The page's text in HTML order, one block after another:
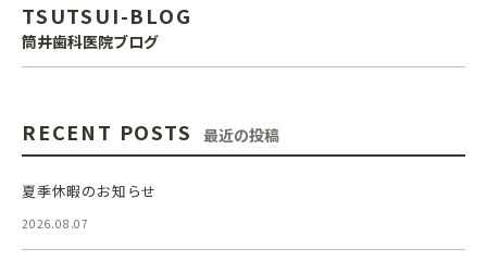
TSUTSUI-BLOG
筒井歯科医院ブログ
RECENT POSTS 最近の投稿
夏季休暇のお知らせ
2026.08.07